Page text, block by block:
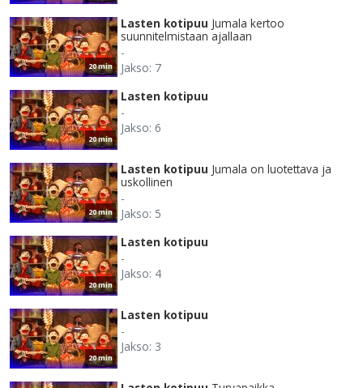
20 min
Lasten kotipuu Jumala kertoo
suunnitelmistaan ajallaan
-
Jakso: 7
20 min
Lasten kotipuu
-
Jakso: 6
20 min
Lasten kotipuu Jumala on luotettava ja
uskollinen
-
Jakso: 5
20 min
Lasten kotipuu
-
Jakso: 4
20 min
Lasten kotipuu
-
Jakso: 3